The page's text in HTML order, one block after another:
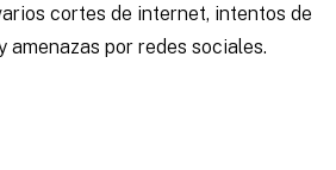
cortes de internet, intentos de
amenazas por redes sociales.